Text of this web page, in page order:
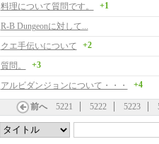
料理について質問です。
+1
R-B Dungeonに対して...
クエ手伝いについて
+2
質問。 +3
アルビダンジョンについて・・・ +4
前へ 5221 5222 5223